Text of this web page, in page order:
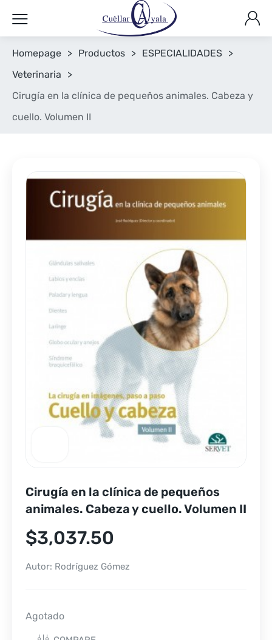
Homepage > Productos > ESPECIALIDADES >
Veterinaria
>
Cirugía en la clínica de pequeños animales. Cabeza y
cuello. Volumen II
Cirugía en la clínica de pequeños
animales. Cabeza y cuello. Volumen II
$3,037.50
Autor: Rodríguez Gómez
Agotado